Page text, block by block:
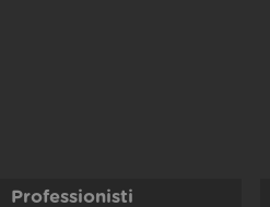
Professionisti